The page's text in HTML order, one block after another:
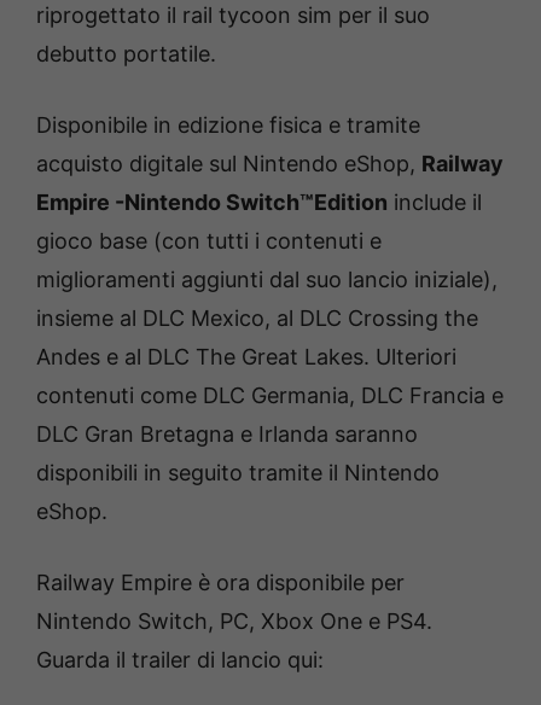
riprogettato il rail tycoon sim per il suo
debutto portatile.
Disponibile in edizione fisica e tramite
acquisto digitale sul Nintendo eShop, Railway
Empire -Nintendo Switch™Edition include il
gioco base (con tutti i contenuti e
miglioramenti aggiunti dal suo lancio iniziale),
insieme al DLC Mexico, al DLC Crossing the
Andes e al DLC The Great Lakes. Ulteriori
contenuti come DLC Germania, DLC Francia e
DLC Gran Bretagna e Irlanda saranno
disponibili in seguito tramite il Nintendo
eShop.
Railway Empire è ora disponibile per
Nintendo Switch, PC, Xbox One e PS4.
Guarda il trailer di lancio qui: